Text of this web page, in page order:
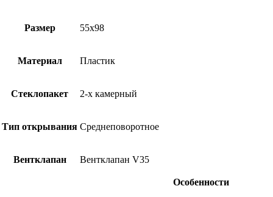
Размер 55х98
Материал Пластик
Стеклопакет 2-х камерный
Тип открывания Среднеповоротное
Вентклапан Вентклапан V35
Особенности